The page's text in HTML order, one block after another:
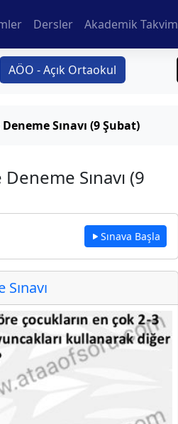
Dersler Akademik Takvim
AÖO - Açık Ortaokul
Sınavı (9 Şubat)
Sınavı (9
Sınava Başla